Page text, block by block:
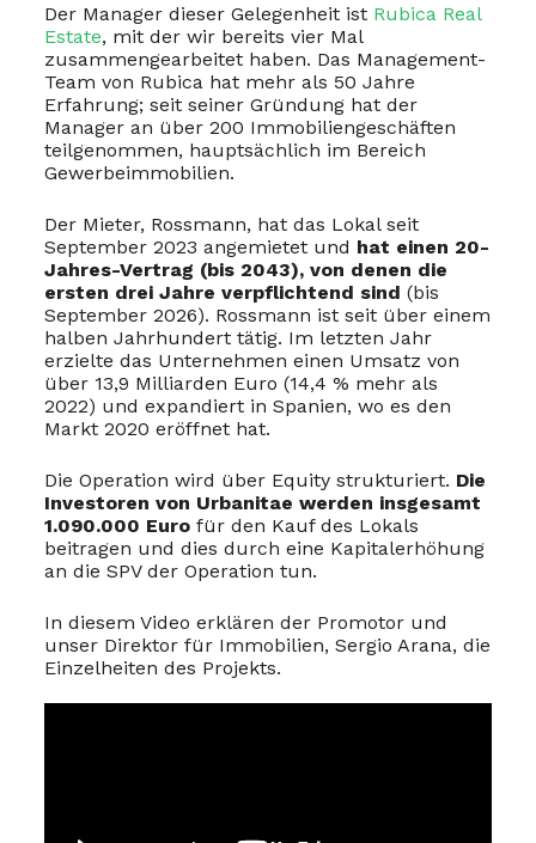
Der Manager dieser Gelegenheit ist Rubica Real
Estate, mit der wir bereits vier Mal
zusammengearbeitet haben. Das Management-
Team von Rubica hat mehr als 50 Jahre
Erfahrung; seit seiner Gründung hat der
Manager an über 200 Immobiliengeschäften
teilgenommen, hauptsächlich im Bereich
Gewerbeimmobilien.
Der Mieter, Rossmann, hat das Lokal seit
September 2023 angemietet und hat einen 20-
Jahres-Vertrag (bis 2043), von denen die
ersten drei Jahre verpflichtend sind (bis
September 2026). Rossmann ist seit über einem
halben Jahrhundert tätig. Im letzten Jahr
erzielte das Unternehmen einen Umsatz von
über 13,9 Milliarden Euro (14,4 % mehr als
2022) und expandiert in Spanien, wo es den
Markt 2020 eröffnet hat.
Die Operation wird über Equity strukturiert. Die
Investoren von Urbanitae werden insgesamt
1.090.000 Eurofür den Kauf des Lokals
beitragen und dies durch eine Kapitalerhöhung
an die SPV der Operation tun.
In diesem Video erklären der Promotor und
unser Direktor für Immobilien, Sergio Arana, die
Einzelheiten des Projekts.